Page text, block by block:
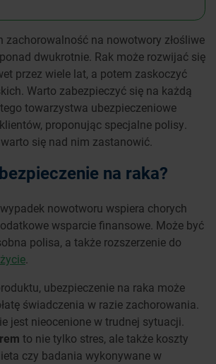
zachorowalność na nowotwory złośliwe
dwukrotnie. Rak może rozwijać się
przez wiele lat, a potem zaskoczyć
Warto zabezpieczyć się na każdą
towarzystwa ubezpieczeniowe
proponując specjalne polisy.
się nad nim zastanowić.
na raka?
nowotworu wspiera chorych
wsparcie finansowe. Może być
polisa, a także rozszerzenie do
.
ubezpieczenie na raka może
świadczenia w razie zachorowania.
jest nieocenione w trudnej sytuacji.
to nie tylko stres, ale także koszty
czy badania wykonywane w